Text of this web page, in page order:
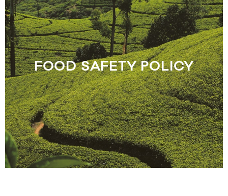
FOOD SAFETY POLICY